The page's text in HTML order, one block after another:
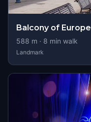
Balcony of Europe
588 m · 8 min walk
Landmark